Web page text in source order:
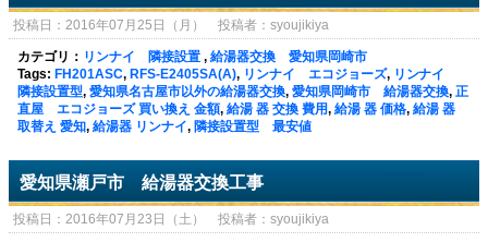
投稿日：2016年07月25日（月） 投稿者：syoujikiya
カテゴリ： リンナイ 隣接設置, 給湯器交換 愛知県岡崎市
Tags: FH201ASC, RFS-E2405SA(A), リンナイ エコジョーズ, リンナイ
隣接設置型, 愛知県名古屋市以外の給湯器交換, 愛知県岡崎市 給湯器交換, 正
直屋 エコジョーズ 買い換え 金額, 給湯 器 交換 費用, 給湯 器 価格, 給湯 器
取替え 愛知, 給湯器 リンナイ, 隣接設置型 最安値
愛知県瀬戸市 給湯器交換工事
投稿日：2016年07月23日（土） 投稿者：syoujikiya